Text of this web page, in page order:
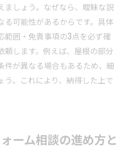
ましょう。なぜなら、曖昧な説
る可能性があるからです。具体
範囲・免責事項の3点を必ず確
頼します。例えば、屋根の部分
件が異なる場合もあるため、細
う。これにより、納得した上で
ーム相談の進め方と